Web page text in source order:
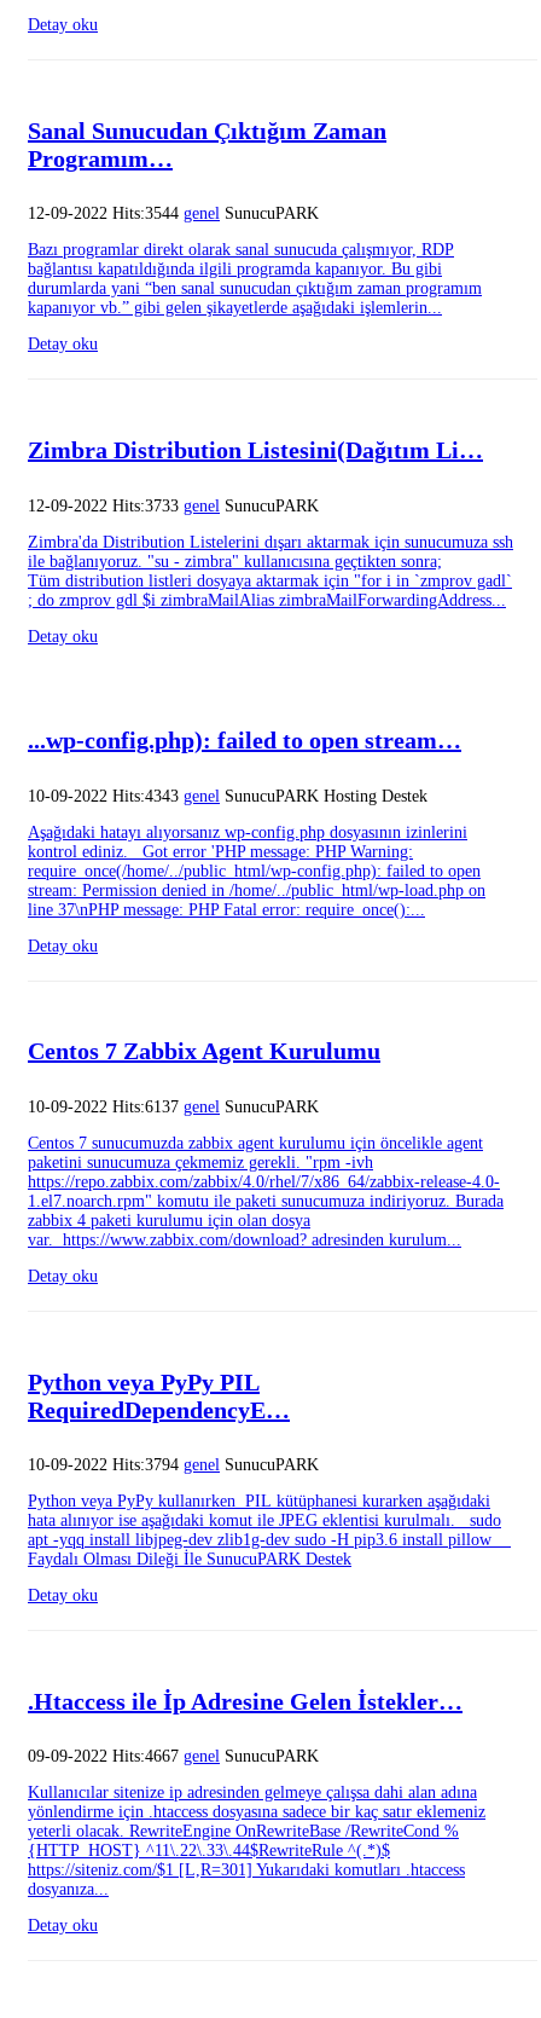
Detay oku
Sanal Sunucudan Çıktığım Zaman
Programım…
12-09-2022 Hits:3544 genel SunucuPARK
Bazı programlar direkt olarak sanal sunucuda çalışmıyor, RDP
bağlantısı kapatıldığında ilgili programda kapanıyor. Bu gibi
durumlarda yani “ben sanal sunucudan çıktığım zaman programım
kapanıyor vb.” gibi gelen şikayetlerde aşağıdaki işlemlerin...
Detay oku
Zimbra Distribution Listesini(Dağıtım Li…
12-09-2022 Hits:3733 genel SunucuPARK
Zimbra'da Distribution Listelerini dışarı aktarmak için sunucumuza ssh
ile bağlanıyoruz. "su - zimbra" kullanıcısına geçtikten sonra;
Tüm distribution listleri dosyaya aktarmak için "for i in `zmprov gadl`
; do zmprov gdl $i zimbraMailAlias zimbraMailForwardingAddress...
Detay oku
...wp-config.php): failed to open stream…
10-09-2022 Hits:4343 genel SunucuPARK Hosting Destek
Aşağıdaki hatayı alıyorsanız wp-config.php dosyasının izinlerini
kontrol ediniz. Got error 'PHP message: PHP Warning:
require_once(/home/../public_html/wp-config.php): failed to open
stream: Permission denied in /home/../public_html/wp-load.php on
line 37\nPHP message: PHP Fatal error: require_once():...
Detay oku
Centos 7 Zabbix Agent Kurulumu
10-09-2022 Hits:6137 genel SunucuPARK
Centos 7 sunucumuzda zabbix agent kurulumu için öncelikle agent
paketini sunucumuza çekmemiz gerekli. "rpm -ivh
https://repo.zabbix.com/zabbix/4.0/rhel/7/x86_64/zabbix-release-4.0-
1.el7.noarch.rpm" komutu ile paketi sunucumuza indiriyoruz. Burada
zabbix 4 paketi kurulumu için olan dosya
var. https://www.zabbix.com/download? adresinden kurulum...
Detay oku
Python veya PyPy PIL
RequiredDependencyE…
10-09-2022 Hits:3794 genel SunucuPARK
Python veya PyPy kullanırken PIL kütüphanesi kurarken aşağıdaki
hata alınıyor ise aşağıdaki komut ile JPEG eklentisi kurulmalı. sudo
apt -yqq install libjpeg-dev zlib1g-dev sudo -H pip3.6 install pillow
Faydalı Olması Dileği İle SunucuPARK Destek
Detay oku
.Htaccess ile İp Adresine Gelen İstekler…
09-09-2022 Hits:4667 genel SunucuPARK
Kullanıcılar sitenize ip adresinden gelmeye çalışsa dahi alan adına
yönlendirme için .htaccess dosyasına sadece bir kaç satır eklemeniz
yeterli olacak. RewriteEngine OnRewriteBase /RewriteCond %
{HTTP_HOST} ^11\.22\.33\.44$RewriteRule ^(.*)$
https://siteniz.com/$1 [L,R=301] Yukarıdaki komutları .htaccess
dosyanıza...
Detay oku